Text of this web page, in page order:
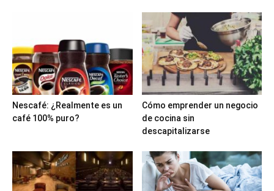
Nescafé: ¿Realmente es un
café 100% puro?
Cómo emprender un negocio
de cocina sin
descapitalizarse